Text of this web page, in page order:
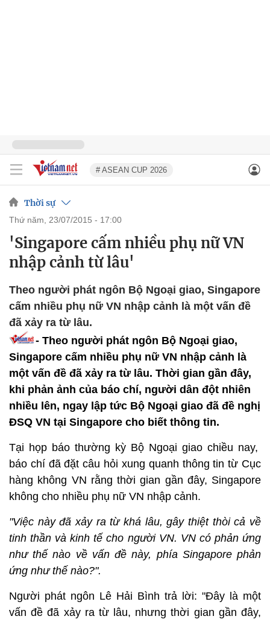
# ASEAN CUP 2026
Thời sự
thứ năm, 23/07/2015 - 17:00
'Singapore cấm nhiều phụ nữ VN
nhập cảnh từ lâu'
Theo người phát ngôn Bộ Ngoại giao, Singapore
cấm nhiều phụ nữ VN nhập cảnh là một vấn đề
đã xảy ra từ lâu.
- Theo người phát ngôn Bộ Ngoại giao,
Singapore cấm nhiều phụ nữ VN nhập cảnh là
một vấn đề đã xảy ra từ lâu. Thời gian gần đây,
khi phản ảnh của báo chí, người dân đột nhiên
nhiều lên, ngay lập tức Bộ Ngoại giao đã đề nghị
ĐSQ VN tại Singapore cho biết thông tin.
Tại họp báo thường kỳ Bộ Ngoại giao chiều nay,
báo chí đã đặt câu hỏi xung quanh thông tin từ Cục
hàng không VN rằng thời gian gần đây, Singapore
không cho nhiều phụ nữ VN nhập cảnh.
"Việc này đã xảy ra từ khá lâu, gây thiệt thòi cả về
tinh thần và kinh tế cho người VN. VN có phản ứng
như thế nào về vấn đề này, phía Singapore phản
ứng như thế nào?".
Người phát ngôn Lê Hải Bình trả lời: "Đây là một
vấn đề đã xảy ra từ lâu, nhưng thời gian gần đây,